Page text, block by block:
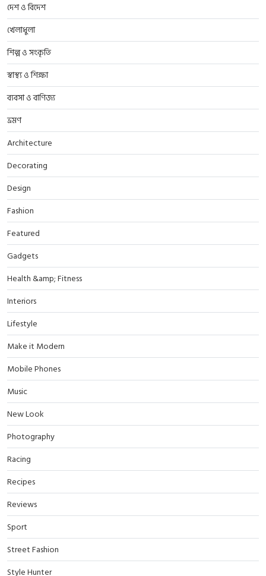
দেশ ও বিদেশ
খেলাধুলা
শিল্প ও সংকৃতি
স্বাস্থ্য ও শিক্ষা
ব্যবসা ও বাণিজ্য
ভ্রমণ
Architecture
Decorating
Design
Fashion
Featured
Gadgets
Health &amp; Fitness
Interiors
Lifestyle
Make it Modern
Mobile Phones
Music
New Look
Photography
Racing
Recipes
Reviews
Sport
Street Fashion
Style Hunter